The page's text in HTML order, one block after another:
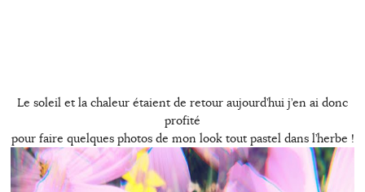
Le soleil et la chaleur étaient de retour aujourd’hui j’en ai donc
profité
pour faire quelques photos de mon look tout pastel dans l’herbe !